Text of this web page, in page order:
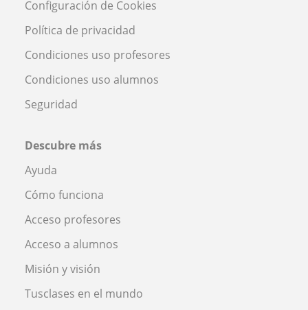
Configuración de Cookies
Política de privacidad
Condiciones uso profesores
Condiciones uso alumnos
Seguridad
Descubre más
Ayuda
Cómo funciona
Acceso profesores
Acceso a alumnos
Misión y visión
Tusclases en el mundo